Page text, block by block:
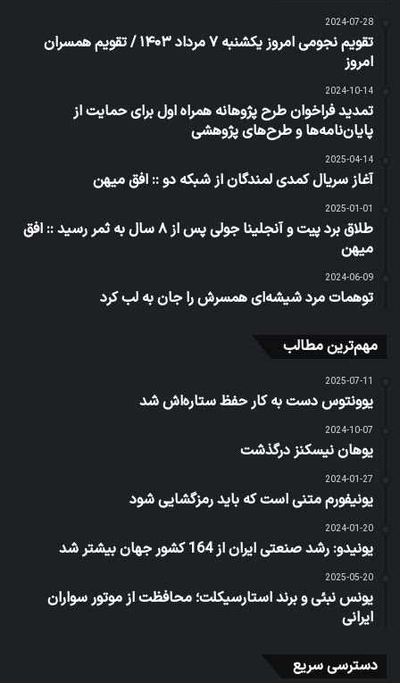
2024-07-28
تقویم نجومی امروز یکشنبه ۷ مرداد ۱۴۰۳ / تقویم همسران
امروز
2024-10-14
تمدید فراخوان طرح پژوهانه همراه اول برای حمایت از
پایان‌نامه‌ها و طرح‌های پژوهشی
2025-04-14
آغاز سریال کمدی لمندگان از شبکه دو :: افق میهن
2025-01-01
طلاق برد پیت و آنجلینا جولی پس از ۸ سال به ثمر رسید :: افق
میهن
2024-06-09
توهمات مرد شیشه‌ای همسرش را جان به لب کرد
مهم‌ترین مطالب
2025-07-11
یوونتوس دست به کار حفظ ستاره‌اش شد
2024-10-07
یوهان نیسکنز درگذشت
2024-01-27
یونیفورم متنی است که باید رمزگشایی شود
2024-01-20
یونیدو: رشد صنعتی ایران از 164 کشور جهان بیشتر شد
2025-05-20
یونس نبئی و برند استارسیکلت؛ محافظت از موتور سواران
ایرانی
دسترسی سریع